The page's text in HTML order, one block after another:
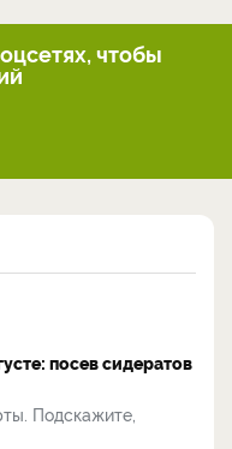
чтобы
посев сидератов
Подскажите,